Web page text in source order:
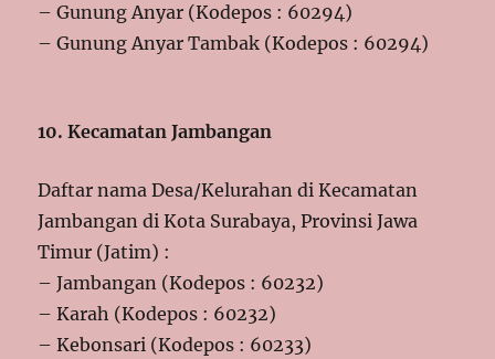
– Gunung Anyar (Kodepos : 60294)
– Gunung Anyar Tambak (Kodepos : 60294)
10. Kecamatan Jambangan
Daftar nama Desa/Kelurahan di Kecamatan
Jambangan di Kota Surabaya, Provinsi Jawa
Timur (Jatim) :
– Jambangan (Kodepos : 60232)
– Karah (Kodepos : 60232)
– Kebonsari (Kodepos : 60233)